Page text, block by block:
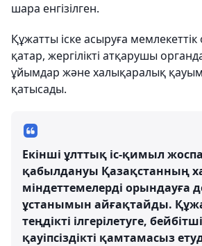
шара енгізілген.
Құжатты іске асыруға
қатар, жергілікті атқарушы
ұйымдар және халықаралық
қатысады.
Екінші ұлттық іс-қимыл
қабылдануы Қазақстанның
міндеттемелерді орындауға
ұстанымын айғақтайды.
теңдікті ілгерілетуге,
қауіпсіздікті қамтамасыз